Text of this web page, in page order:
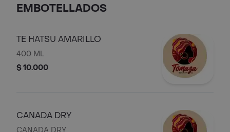
EMBOTELLADOS
TE HATSU AMARILLO
400 ML
$ 10.000
CANADA DRY